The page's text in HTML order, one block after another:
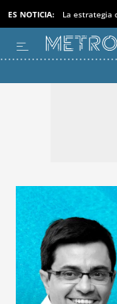
ES NOTICIA: La estrategia